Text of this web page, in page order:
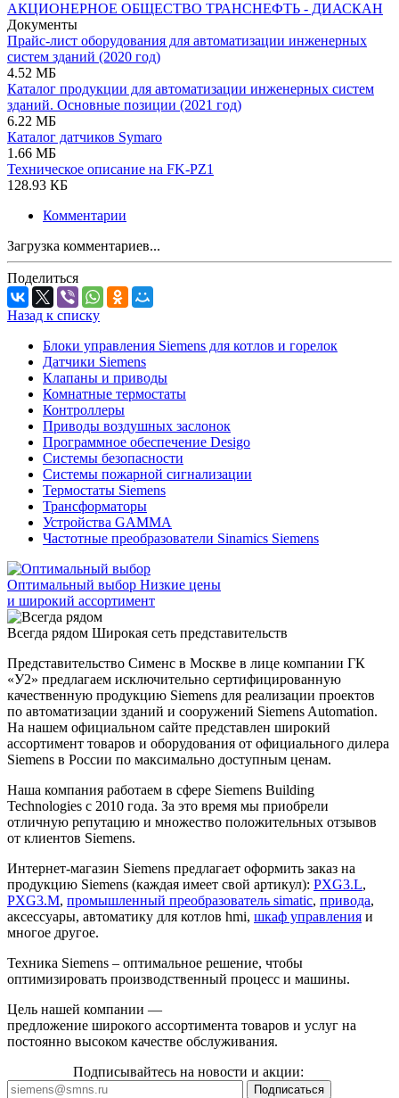
АКЦИОНЕРНОЕ ОБЩЕСТВО ТРАНСНЕФТЬ - ДИАСКАН
Документы
Прайс-лист оборудования для автоматизации инженерных
систем зданий (2020 год)
4.52 МБ
Каталог продукции для автоматизации инженерных систем
зданий. Основные позиции (2021 год)
6.22 МБ
Каталог датчиков Symaro
1.66 МБ
Техническое описание на FK-PZ1
128.93 КБ
Комментарии
Загрузка комментариев...
Поделиться
Назад к списку
Блоки управления Siemens для котлов и горелок
Датчики Siemens
Клапаны и приводы
Комнатные термостаты
Контроллеры
Приводы воздушных заслонок
Программное обеспечение Desigo
Системы безопасности
Системы пожарной сигнализации
Термостаты Siemens
Трансформаторы
Устройства GAMMA
Частотные преобразователи Sinamics Siemens
Оптимальный выбор Низкие цены
и широкий ассортимент
Всегда рядом Широкая сеть представительств
Представительство Сименс в Москве в лице компании ГК
«У2» предлагаем исключительно сертифицированную
качественную продукцию Siemens для реализации проектов
по автоматизации зданий и сооружений Siemens Automation.
На нашем официальном сайте представлен широкий
ассортимент товаров и оборудования от официального дилера
Siemens в России по максимально доступным ценам.
Наша компания работаем в сфере Siemens Building
Technologies с 2010 года. За это время мы приобрели
отличную репутацию и множество положительных отзывов
от клиентов Siemens.
Интернет-магазин Siemens предлагает оформить заказ на
продукцию Siemens (каждая имеет свой артикул): PXG3.L,
PXG3.M, промышленный преобразователь simatic, привода,
аксессуары, автоматику для котлов hmi, шкаф управления и
многое другое.
Техника Siemens – оптимальное решение, чтобы
оптимизировать производственный процесс и машины.
Цель нашей компании —
предложение широкого ассортимента товаров и услуг на
постоянно высоком качестве обслуживания.
Подписывайтесь на новости и акции: